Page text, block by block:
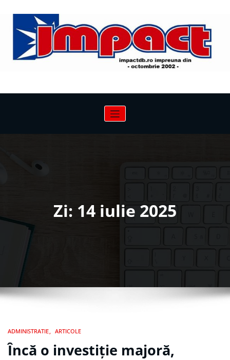
conținut
Zi: 14 iulie 2025
ADMINISTRATIE ARTICOLE
Încă o investiție majoră,